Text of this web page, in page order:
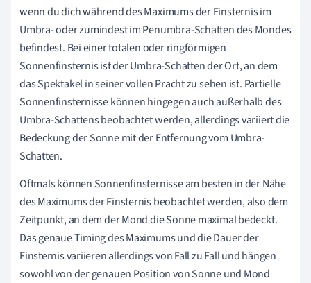
wenn du dich während des Maximums der Finsternis im
Umbra- oder zumindest im Penumbra-Schatten des Mondes
befindest. Bei einer totalen oder ringförmigen
Sonnenfinsternis ist der Umbra-Schatten der Ort, an dem
das Spektakel in seiner vollen Pracht zu sehen ist. Partielle
Sonnenfinsternisse können hingegen auch außerhalb des
Umbra-Schattens beobachtet werden, allerdings variiert die
Bedeckung der Sonne mit der Entfernung vom Umbra-
Schatten.
Oftmals können Sonnenfinsternisse am besten in der Nähe
des Maximums der Finsternis beobachtet werden, also dem
Zeitpunkt, an dem der Mond die Sonne maximal bedeckt.
Das genaue Timing des Maximums und die Dauer der
Finsternis variieren allerdings von Fall zu Fall und hängen
sowohl von der genauen Position von Sonne und Mond